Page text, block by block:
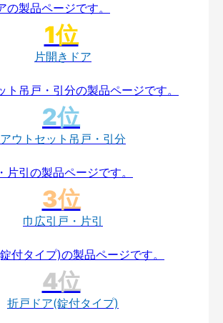
片開きドア
アウトセット吊戸・引分
巾広引戸・片引
折戸ドア(錠付タイプ)